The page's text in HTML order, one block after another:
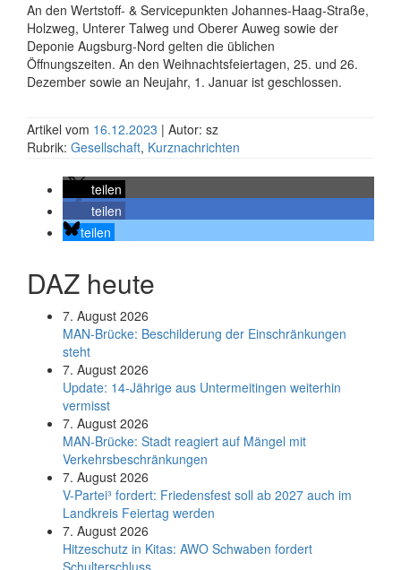
An den Wertstoff- & Servicepunkten Johannes-Haag-Straße,
Holzweg, Unterer Talweg und Oberer Auweg sowie der
Deponie Augsburg-Nord gelten die üblichen
Öffnungszeiten. An den Weihnachtsfeiertagen, 25. und 26.
Dezember sowie an Neujahr, 1. Januar ist geschlossen.
Artikel vom 16.12.2023 | Autor: sz
Rubrik: Gesellschaft, Kurznachrichten
teilen
teilen
teilen
DAZ heute
7. August 2026
MAN-Brücke: Beschilderung der Einschränkungen
steht
7. August 2026
Update: 14-Jährige aus Untermeitingen weiterhin
vermisst
7. August 2026
MAN-Brücke: Stadt reagiert auf Mängel mit
Verkehrsbeschränkungen
7. August 2026
V-Partei­³ fordert: Friedens­fest soll ab 2027 auch im
Land­kreis Feier­tag werden
7. August 2026
Hitzeschutz in Kitas: AWO Schwaben fordert
Schulterschluss